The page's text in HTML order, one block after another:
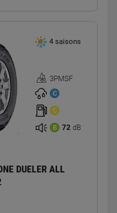
4 saisons
Homologation
3PMSF
3PMSF
C
C
B 72 dB
DUELER ALL